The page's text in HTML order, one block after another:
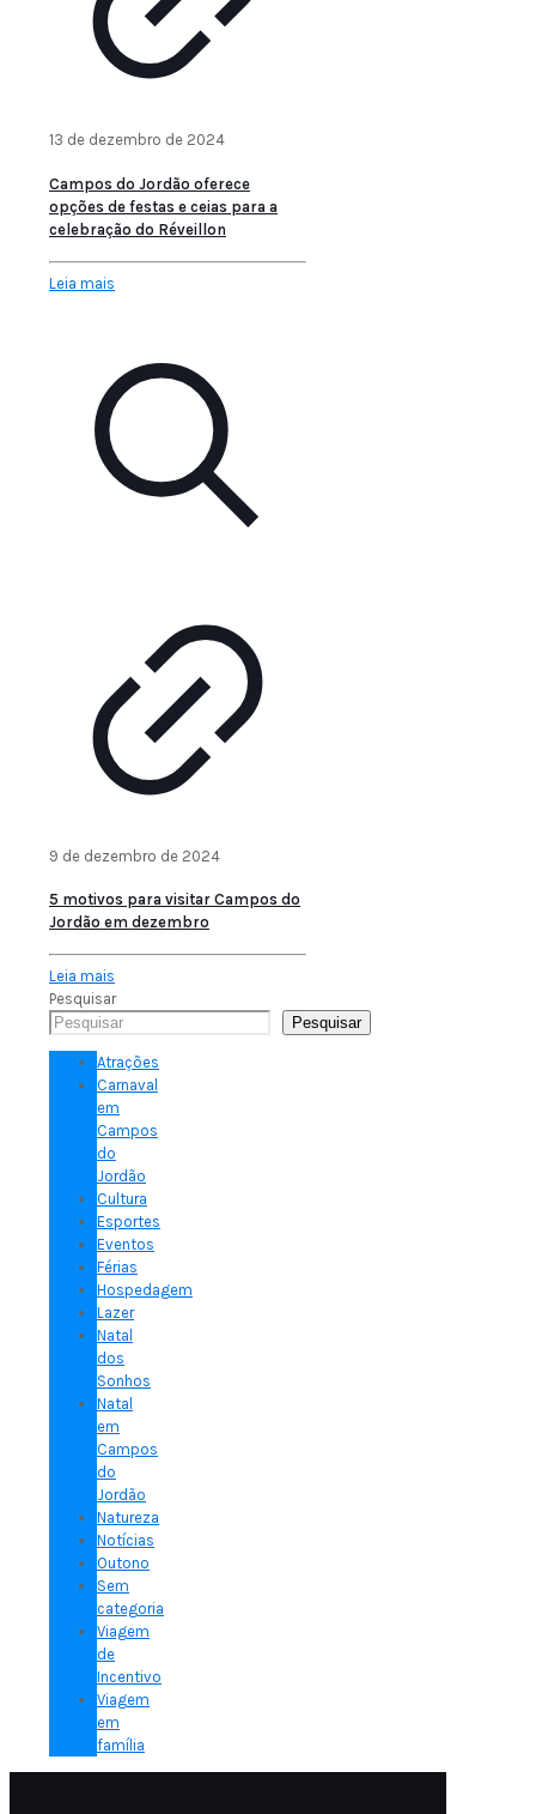
13 de dezembro de 2024
Campos do Jordão oferece
opções de festas e ceias para a
celebração do Réveillon
Leia mais
9 de dezembro de 2024
5 motivos para visitar Campos do
Jordão em dezembro
Leia mais
Pesquisar
Pesquisar
Atrações
Carnaval
em
Campos
do
Jordão
Cultura
Esportes
Eventos
Férias
Hospedagem
Lazer
Natal
dos
Sonhos
Natal
em
Campos
do
Jordão
Natureza
Notícias
Outono
Sem
categoria
Viagem
de
Incentivo
Viagem
em
família